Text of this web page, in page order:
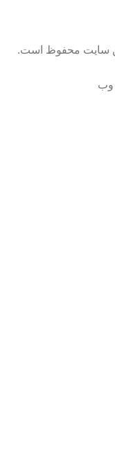
سایت محفوظ است.
وب